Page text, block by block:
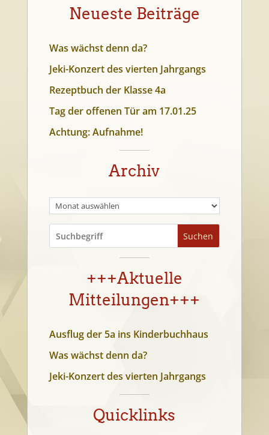
Neueste Beiträge
Was wächst denn da?
Jeki-Konzert des vierten Jahrgangs
Rezeptbuch der Klasse 4a
Tag der offenen Tür am 17.01.25
Achtung: Aufnahme!
Archiv
Suchen
+++Aktuelle
Mitteilungen+++
Ausflug der 5a ins Kinderbuchhaus
Was wächst denn da?
Jeki-Konzert des vierten Jahrgangs
Quicklinks